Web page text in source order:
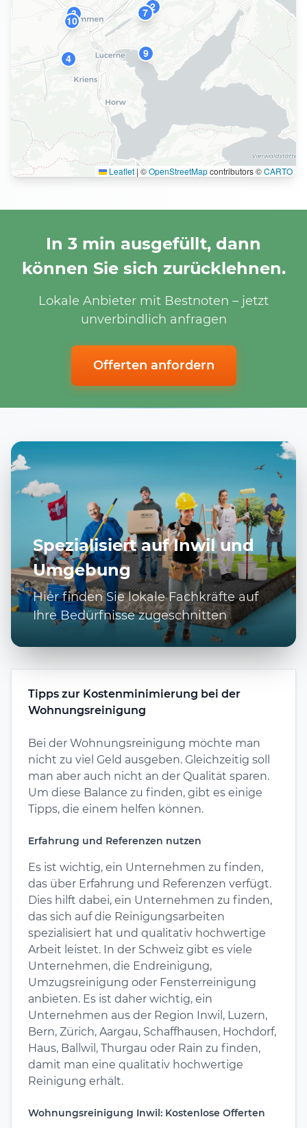
2
3
4
5
7
9
10
Leaflet | ©OpenStreetMapcontributors ©CARTO
In 3 min ausgefüllt, dann
können Sie sich zurücklehnen.
Lokale Anbieter mit Bestnoten – jetzt
unverbindlich anfragen
Offerten anfordern
Spezialisiert auf Inwil und
Umgebung
Hier finden Sie lokale Fachkräfte auf
Ihre Bedürfnisse zugeschnitten
Tipps zur Kostenminimierung bei der
Wohnungsreinigung
Bei der Wohnungsreinigung möchte man
nicht zu viel Geld ausgeben. Gleichzeitig soll
man aber auch nicht an der Qualität sparen.
Um diese Balance zu finden, gibt es einige
Tipps, die einem helfen können.
Erfahrung und Referenzen nutzen
Es ist wichtig, ein Unternehmen zu finden,
das über Erfahrung und Referenzen verfügt.
Dies hilft dabei, ein Unternehmen zu finden,
das sich auf die Reinigungsarbeiten
spezialisiert hat und qualitativ hochwertige
Arbeit leistet. In der Schweiz gibt es viele
Unternehmen, die Endreinigung,
Umzugsreinigung oder Fensterreinigung
anbieten. Es ist daher wichtig, ein
Unternehmen aus der Region Inwil, Luzern,
Bern, Zürich, Aargau, Schaffhausen, Hochdorf,
Haus, Ballwil, Thurgau oder Rain zu finden,
damit man eine qualitativ hochwertige
Reinigung erhält.
Wohnungsreinigung Inwil: Kostenlose Offerten